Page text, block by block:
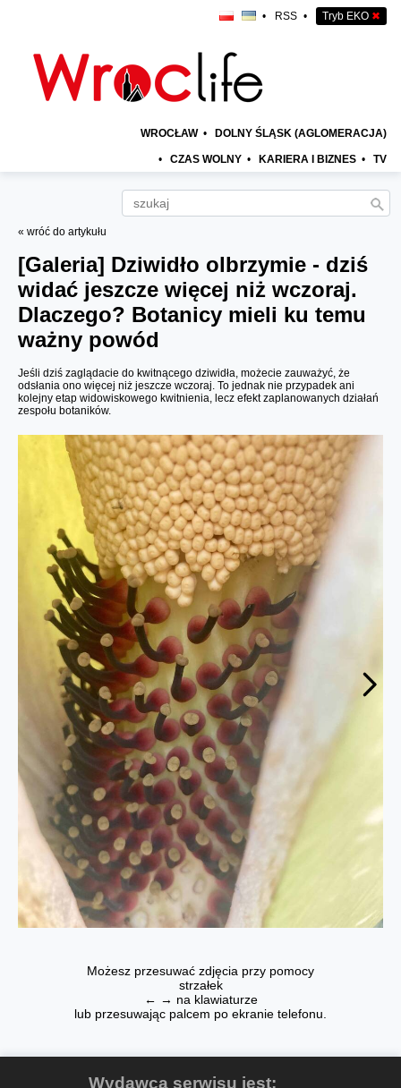
• RSS • Tryb EKO ✖
WROCŁAW • DOLNY ŚLĄSK (AGLOMERACJA)
• CZAS WOLNY • KARIERA I BIZNES • TV
« wróć do artykułu
[Galeria] Dziwidło olbrzymie - dziś
widać jeszcze więcej niż wczoraj.
Dlaczego? Botanicy mieli ku temu
ważny powód
Jeśli dziś zaglądacie do kwitnącego dziwidła, możecie zauważyć, że
odsłania ono więcej niż jeszcze wczoraj. To jednak nie przypadek ani
kolejny etap widowiskowego kwitnienia, lecz efekt zaplanowanych działań
zespołu botaników.
Możesz przesuwać zdjęcia przy pomocy
strzałek
← → na klawiaturze
lub przesuwając palcem po ekranie telefonu.
Wydawcą serwisu jest: